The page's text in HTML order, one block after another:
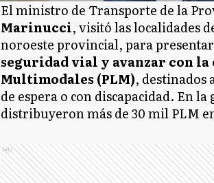
El ministro de Transporte de la
Marinucci, visitó las localidades
noroeste provincial, para
seguridad vial y avanzar con la
Multimodales (PLM), destinados
de espera o con discapacidad. En
distribuyeron más de 30 mil PLM
Ads